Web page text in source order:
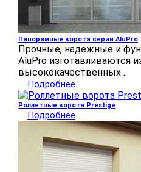
Панорамные ворота серии AluPro
Прочные, надежные и
AluPro изготавливаются
высококачественных…
Подробнее
Роллетные ворота Prestige
Подробнее